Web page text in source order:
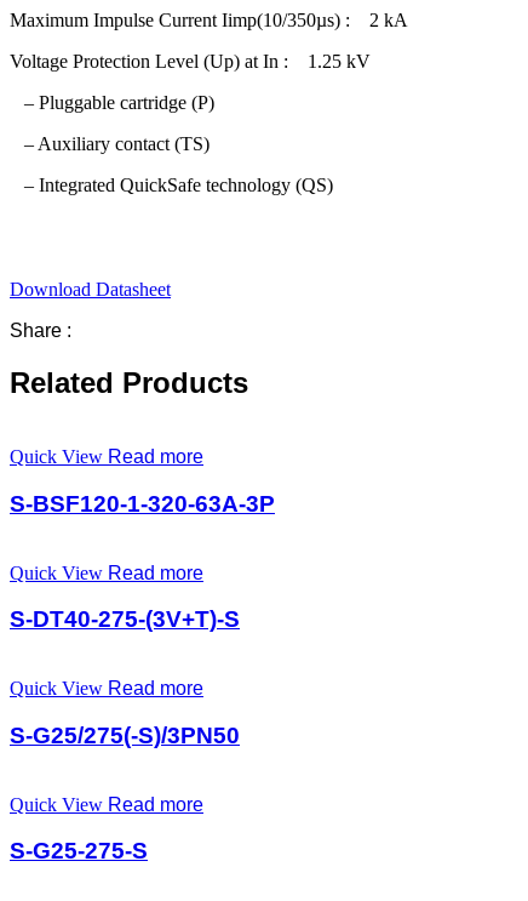
Maximum Impulse Current Iimp(10/350µs) : 2 kA
Voltage Protection Level (Up) at In : 1.25 kV
– Pluggable cartridge (P)
– Auxiliary contact (TS)
– Integrated QuickSafe technology (QS)
Download Datasheet
Share :
Related Products
Quick View Read more
S-BSF120-1-320-63A-3P
Quick View Read more
S-DT40-275-(3V+T)-S
Quick View Read more
S-G25/275(-S)/3PN50
Quick View Read more
S-G25-275-S